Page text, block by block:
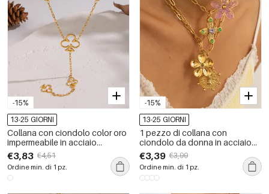
-15%
13-25 GIORNI
Collana con ciondolo color oro
impermeabile in acciaio
inossidabile a forma di fiore, 1
pezzo
€3,83 €4,51
Ordine min. di 1 pz.
-15%
13-25 GIORNI
1 pezzo di collana con
ciondolo da donna in acciaio
inossidabile impermeabile color
oro con fiore romantico
€3,39 €3,99
Ordine min. di 1 pz.